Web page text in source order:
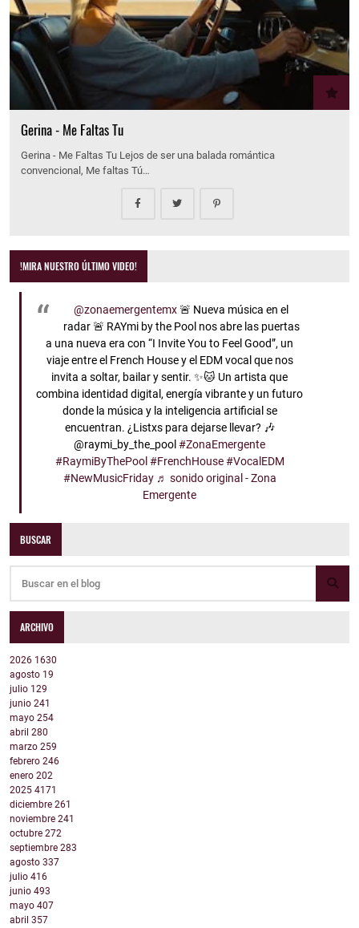
Gerina - Me Faltas Tu
Gerina - Me Faltas Tu Lejos de ser una balada romántica
convencional, Me faltas Tú…
!MIRA NUESTRO ÚLTIMO VIDEO!
@zonaemergentemx🚨 Nueva música en el
radar 🚨 RAYmi by the Pool nos abre las puertas
a una nueva era con “I Invite You to Feel Good”, un
viaje entre el French House y el EDM vocal que nos
invita a soltar, bailar y sentir. ✨🐱 Un artista que
combina identidad digital, energía vibrante y un futuro
donde la música y la inteligencia artificial se
encuentran. ¿Listxs para dejarse llevar? 🎶
@raymi_by_the_pool#ZonaEmergente
#RaymiByThePool #FrenchHouse #VocalEDM
#NewMusicFriday ♬ sonido original - Zona
Emergente
BUSCAR
ARCHIVO
2026 1630
agosto 19
julio 129
junio 241
mayo 254
abril 280
marzo 259
febrero 246
enero 202
2025 4171
diciembre 261
noviembre 241
octubre 272
septiembre 283
agosto 337
julio 416
junio 493
mayo 407
abril 357